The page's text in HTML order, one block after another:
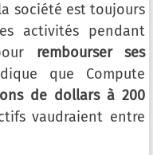
société est toujours
activités pendant
rembourser ses
que Compute
de dollars à 200
vaudraient entre